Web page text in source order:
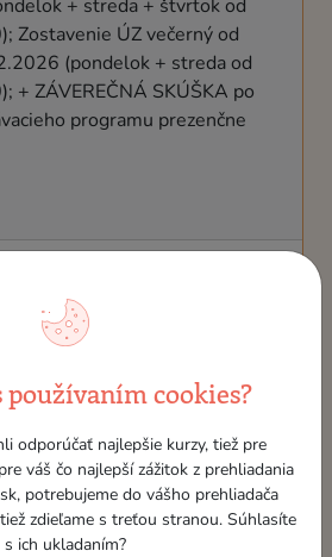
+ streda + štvrtok od
Zostavenie ÚZ večerný od
(pondelok + streda od
+ ZÁVEREČNÁ SKÚŠKA po
programu prezenčne
termíny
používaním cookies?
odporúčať najlepšie kurzy, tiež pre
váš čo najlepší zážitok z prehliadania
potrebujeme do vášho prehliadača
zdieľame s treťou stranou. Súhlasíte
s ich ukladaním?